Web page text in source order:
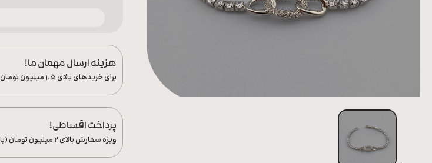
هزینه ارسال مهمان ما!
برای خریدهای بالای ۱.۵ میلیون تومان
پرداخت اقساطی!
ویژه سفارش‌ بالای ۲ میلیون تومان (با اسنپ‌پی و ترب‌پِی)